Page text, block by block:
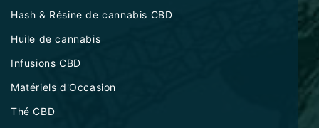
Hash & Résine de cannabis CBD
Huile de cannabis
Infusions CBD
Matériels d'Occasion
Thé CBD